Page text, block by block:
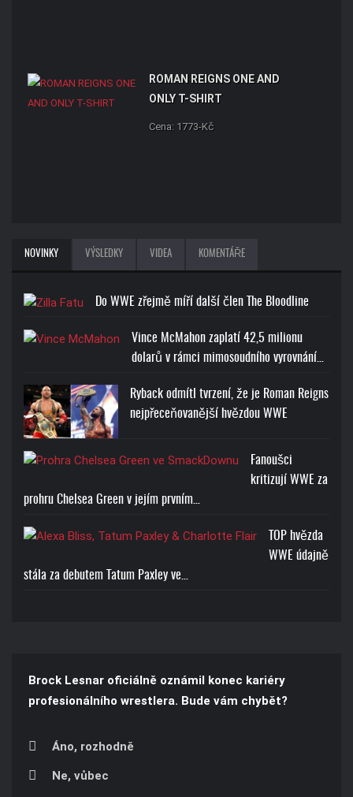
ROMAN REIGNS ONE AND
ONLY T-SHIRT
Cena: 1773-Kč
NOVINKY VÝSLEDKY VIDEA KOMENTÁŘE
Do WWE zřejmě míří další člen The Bloodline
Vince McMahon zaplatí 42,5 milionu
dolarů v rámci mimosoudního vyrovnání…
Ryback odmítl tvrzení, že je Roman Reigns
nejpřeceňovanější hvězdou WWE
Fanoušci
kritizují WWE za
prohru Chelsea Green v jejím prvním…
TOP hvězda
WWE údajně
stála za debutem Tatum Paxley ve…
Brock Lesnar oficiálně oznámil konec kariéry
profesionálního wrestlera. Bude vám chybět?
Áno, rozhodně
Ne, vůbec